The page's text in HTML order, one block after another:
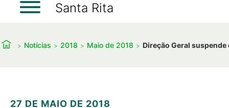
Santa Rita
Notícias 2018 Maio de 2018 Direção Geral
27 DE MAIO DE 2018